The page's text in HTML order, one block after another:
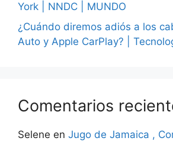
York | NNDC | MUNDO
¿Cuándo diremos adiós a los
Auto y Apple CarPlay? |
Comentarios
Selene en Jugo de Jamaica ,